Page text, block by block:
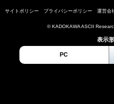
サイトポリシー プライバシーポリシー 運営会
© KADOKAWA ASCII
表示
PC